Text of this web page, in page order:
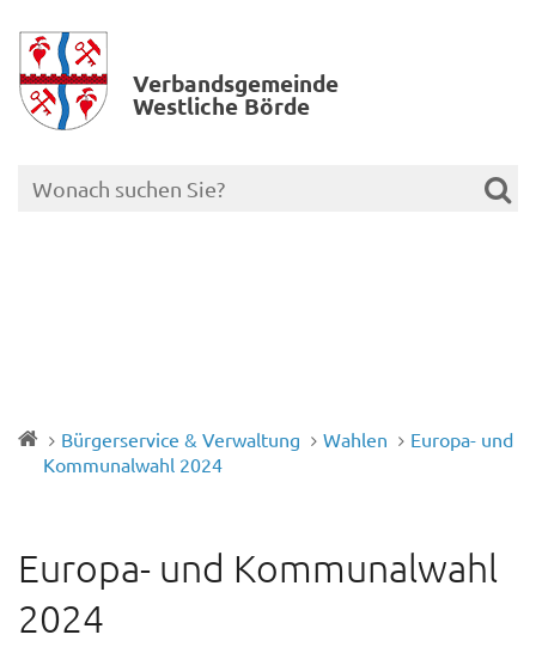
Verbands­gemeinde
Westliche Börde
Bürgerservice & Verwaltung Wahlen
Europa- und
Kommunalwahl 2024
Europa- und Kommunalwahl
2024